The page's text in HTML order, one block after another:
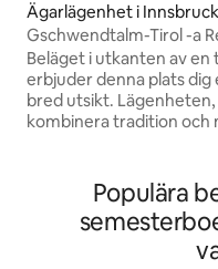
Ägarlägenhet i
and
Gschwendtalm-Tirol -a
Take-Time
Beläget i utkanten av en
erbjuder denna plats dig
bred utsikt.
kombinera tradition
närliggande linbana gör
typer av fjällsporter på
vintern. Ändå - även de
"stannar och slappnar
Populära